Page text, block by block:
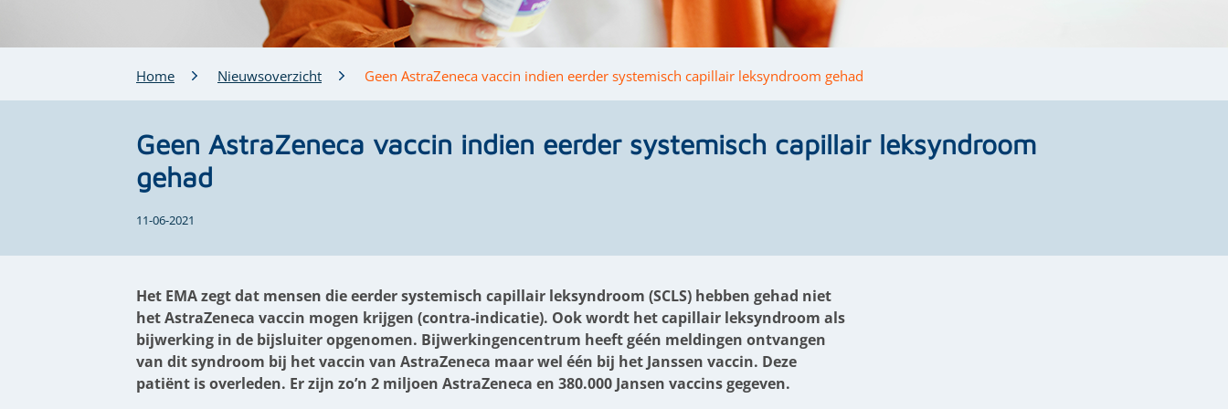
Home Nieuwsoverzicht Geen AstraZeneca vaccin indien eerder systemisch capillair leksyndroom gehad
Geen AstraZeneca vaccin indien eerder systemisch capillair leksyndroom
gehad
11-06-2021
Het EMA zegt dat mensen dieeerder systemisch capillair leksyndroom (SCLS) hebben gehad niet
het AstraZeneca vaccin mogen krijgen (contra-indicatie). Ook wordt het capillair leksyndroom als
bijwerking in de bijsluiter opgenomen. Bijwerkingencentrum heeft géén meldingen ontvangen
van dit syndroom bij het vaccin van AstraZeneca maar wel één bij het Janssen vaccin. Deze
patiënt is overleden. Er zijn zo’n 2 miljoen AstraZeneca en 380.000 Jansen vaccins gegeven.